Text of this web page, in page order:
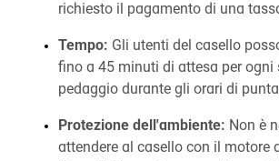
richiesto il pagamento di una
Tempo: Gli utenti del casello
fino a 45 minuti di attesa per ogni
pedaggio durante gli orari di
Protezione dell'ambiente: Non è
attendere al casello con il motore